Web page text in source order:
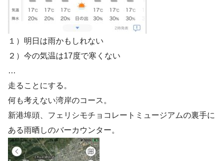
１）明日は雨かもしれない
２）今の気温は17度で寒くない
…
走ることにする。
何も考えない湾岸のコース。
新港埠頭、フェリシモチョコレートミュージアムの裏手に
ある雨晒しのバーカウンター。